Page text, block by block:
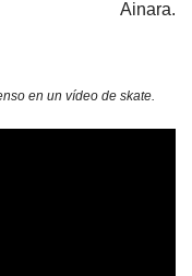
Ainara.
en un vídeo de skate.